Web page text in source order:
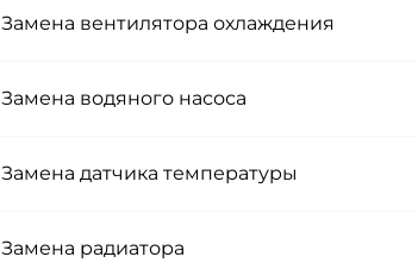
Замена вентилятора охлаждения
Замена водяного насоса
Замена датчика температуры
Замена радиатора